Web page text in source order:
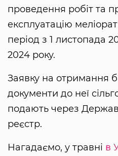
проведення робіт та
експлуатацію
період з 1 листопада
2024 року.
Заявку на отримання
документи до неї
подають через
реєстр.
Нагадаємо, у травні в